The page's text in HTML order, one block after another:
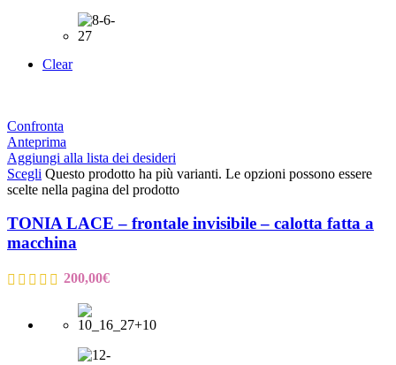
Clear
Confronta
Anteprima
Aggiungi alla lista dei desideri
Scegli Questo prodotto ha più varianti. Le opzioni possono essere
scelte nella pagina del prodotto
TONIA LACE – frontale invisibile – calotta fatta a
macchina
200,00€